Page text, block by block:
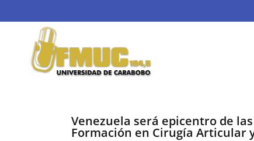
Venezuela será epicentro de las
Formación en Cirugía Articular